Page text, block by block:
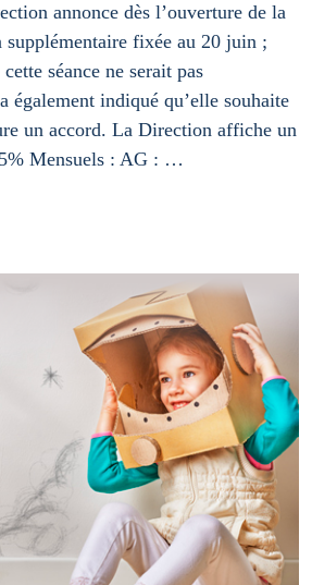
annonce dès l’ouverture de la
supplémentaire fixée au 20 juin ;
séance ne serait pas
également indiqué qu’elle souhaite
un accord. La Direction affiche un
Mensuels : AG : …